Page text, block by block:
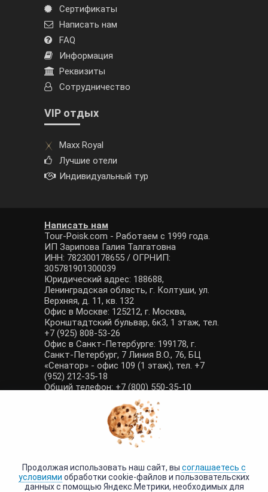
Сертификаты
Написать нам
FAQ
Информация
Реквизиты
Сотрудничество
VIP отдых
Maxx Royal
Лучшие отели
Индивидуальный тур
Написать нам
Tour-Poisk.com - Работаем с 1999 года.
ИП Зарипова Галия Талгатовна
ИНН: 782300178655 / ОГРНИП:
305781901300039
Юридический адрес: 188688,
Ленинградская область, г. Колтуши, ул.
Верхняя, д. 11, кв. 132
Офис в Москве: 125212, г. Москва,
Кронштадтский бульвар, 6к3, 1 этаж, тел.
+7 (925) 808-53-26
Офис в Санкт-Петербурге: 199178, г.
Санкт-Петербург, 7 Линия В.О., 76, БЦ
«Сенатор» - офис 109 (1 этаж), тел. +7
(952) 212-35-18
Общий телефон: +7 (800) 550-35-10
E-mail: manager@tour-poisk.com (общие
вопросы), admin@tour-poisk.com (жалобы)
Номер в Общероссийском реестре
туристических агентств: РТА 0003424
Политика конфиденциальности
Продолжая использовать наш сайт, вы соглашаетесь с
условиями обработки cookie-файлов и пользовательских
данных с помощью Яндекс.Метрики, необходимых для